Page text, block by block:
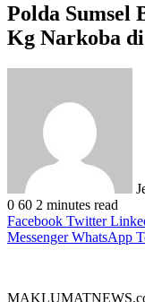
Polda Sumsel
Kg Narkoba
0 60 2 minutes read
Facebook Twitter
Messenger WhatsApp